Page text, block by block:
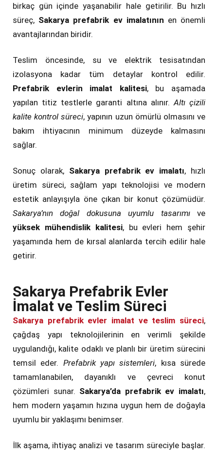
birkaç gün içinde yaşanabilir hale getirilir. Bu hızlı
süreç, Sakarya prefabrik ev imalatının en önemli
avantajlarından biridir.
Teslim öncesinde, su ve elektrik tesisatından
izolasyona kadar tüm detaylar kontrol edilir.
Prefabrik evlerin imalat kalitesi, bu aşamada
yapılan titiz testlerle garanti altına alınır. Altı çizili
kalite kontrol süreci, yapının uzun ömürlü olmasını ve
bakım ihtiyacının minimum düzeyde kalmasını
sağlar.
Sonuç olarak, Sakarya prefabrik ev imalatı, hızlı
üretim süreci, sağlam yapı teknolojisi ve modern
estetik anlayışıyla öne çıkan bir konut çözümüdür.
Sakarya’nın doğal dokusuna uyumlu tasarımıve
yüksek mühendislik kalitesi, bu evleri hem şehir
yaşamında hem de kırsal alanlarda tercih edilir hale
getirir.
Sakarya Prefabrik Evler
İmalat ve Teslim Süreci
Sakarya prefabrik evler imalat ve teslim süreci,
çağdaş yapı teknolojilerinin en verimli şekilde
uygulandığı, kalite odaklı ve planlı bir üretim sürecini
temsil eder. Prefabrik yapı sistemleri, kısa sürede
tamamlanabilen, dayanıklı ve çevreci konut
çözümleri sunar. Sakarya’da prefabrik ev imalatı,
hem modern yaşamın hızına uygun hem de doğayla
uyumlu bir yaklaşımı benimser.
İlk aşama, ihtiyaç analizi ve tasarım süreciyle başlar.